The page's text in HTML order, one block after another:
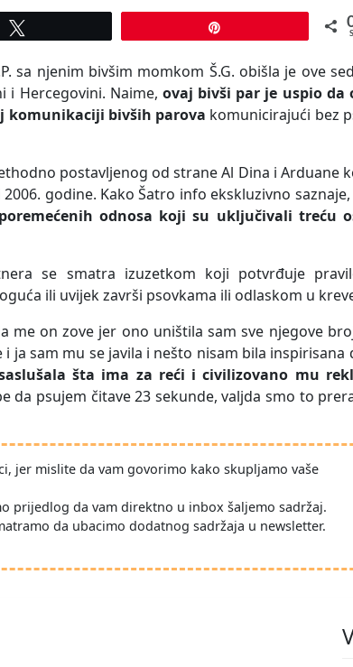
sa njenim bivšim momkom Š.G. obišla je ove
i Hercegovini. Naime, ovaj bivši par je uspio da
komunikaciji bivših parova komunicirajući bez
postavljenog od strane Al Dina i Arduane
godine. Kako Šatro info ekskluzivno saznaje,
odnosa koji su uključivali treću
se smatra izuzetkom koji potvrđuje
ili uvijek završi psovkama ili odlaskom u
me on zove jer ono uništila sam sve njegove
ja sam mu se javila i nešto nisam bila inspirisana
šta ima za reći i civilizovano mu
da psujem čitave 23 sekunde, valjda smo to
jer mislite da vam govorimo kako skupljamo vaše
prijedlog da vam direktno u inbox šaljemo sadržaj.
da ubacimo dodatnog sadržaja u newsletter.